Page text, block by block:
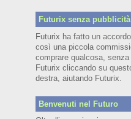
Futurix senza pubblicità
Futurix ha fatto un
così una piccola
comprare qualcosa,
Futurix cliccando su
destra, aiutando Futurix.
Benvenuti nel Futuro